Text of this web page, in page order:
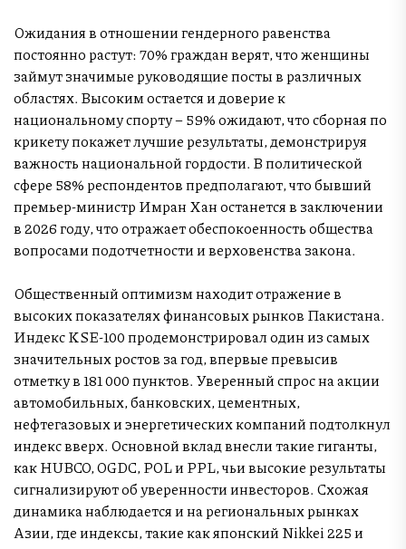
Ожидания в отношении гендерного равенства
постоянно растут: 70% граждан верят, что женщины
займут значимые руководящие посты в различных
областях. Высоким остается и доверие к
национальному спорту – 59% ожидают, что сборная по
крикету покажет лучшие результаты, демонстрируя
важность национальной гордости. В политической
сфере 58% респондентов предполагают, что бывший
премьер-министр Имран Хан останется в заключении
в 2026 году, что отражает обеспокоенность общества
вопросами подотчетности и верховенства закона.
Общественный оптимизм находит отражение в
высоких показателях финансовых рынков Пакистана.
Индекс KSE-100 продемонстрировал один из самых
значительных ростов за год, впервые превысив
отметку в 181 000 пунктов. Уверенный спрос на акции
автомобильных, банковских, цементных,
нефтегазовых и энергетических компаний подтолкнул
индекс вверх. Основной вклад внесли такие гиганты,
как HUBCO, OGDC, POL и PPL, чьи высокие результаты
сигнализируют об уверенности инвесторов. Схожая
динамика наблюдается и на региональных рынках
Азии, где индексы, такие как японский Nikkei 225 и